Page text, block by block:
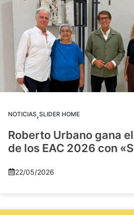
NOTICIAS,SLIDER HOME
Roberto Urbano gana
de los EAC 2026 con
22/05/2026